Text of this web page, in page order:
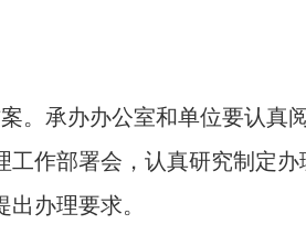
案。承办办公室和单位要认真
工作部署会，认真研究制定
办理要求。